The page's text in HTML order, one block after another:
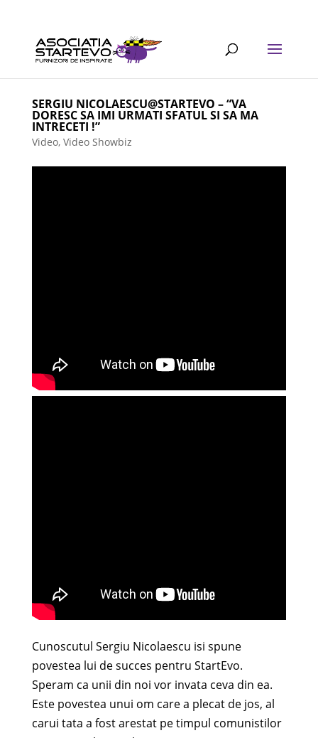
SERGIU NICOLAESCU@STARTEVO – “VA
DORESC SA IMI URMATI SFATUL SI SA MA
INTRECETI !”
Video, Video Showbiz
Cunoscutul Sergiu Nicolaescu isi spune
povestea lui de succes pentru StartEvo.
Speram ca unii din noi vor invata ceva din ea.
Este povestea unui om care a plecat de jos, al
carui tata a fost arestat pe timpul comunistilor